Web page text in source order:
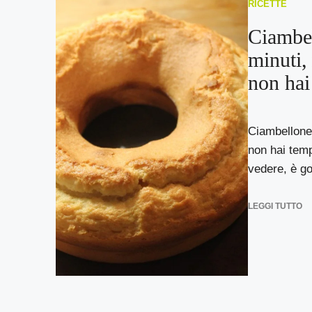
RICETTE
minuti,
non
non hai
vedere, è
LEGGI TUTTO